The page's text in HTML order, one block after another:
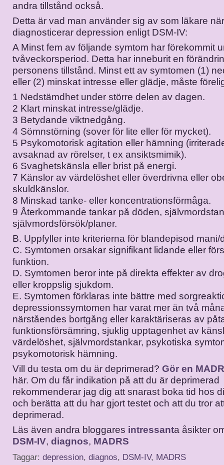
andra tillstånd också.
Detta är vad man använder sig av som läkare
diagnosticerar depression enligt DSM-IV:
A Minst fem av följande symtom har förekommit
tvåveckorsperiod. Detta har inneburit en
personens tillstånd. Minst ett av symtomen (1)
eller (2) minskat intresse eller glädje, måste
1 Nedstämdhet under större delen av dagen.
2 Klart minskat intresse/glädje.
3 Betydande viktnedgång.
4 Sömnstörning (sover för lite eller för mycket).
5 Psykomotorisk agitation eller hämning
avsaknad av rörelser, t ex ansiktsmimik).
6 Svaghetskänsla eller brist på energi.
7 Känslor av värdelöshet eller överdrivna eller
skuldkänslor.
8 Minskad tanke- eller koncentrationsförmåga.
9 Återkommande tankar på döden,
självmordsförsök/planer.
B. Uppfyller inte kriterierna för blandepisod mani/
C. Symtomen orsakar signifikant lidande eller
funktion.
D. Symtomen beror inte på direkta effekter av
eller kroppslig sjukdom.
E. Symtomen förklaras inte bättre med
depressionssymtomen har varat mer än två
närståendes bortgång eller karaktäriseras av
funktionsförsämring, sjuklig upptagenhet av
värdelöshet, självmordstankar, psykotiska
psykomotorisk hämning.
Vill du testa om du är deprimerad? Gör en
här. Om du får indikation på att du är deprimerad
rekommenderar jag dig att snarast boka tid hos
och berätta att du har gjort testet och att du tror
deprimerad.
Läs även andra bloggares intressanta åsikter
DSM-IV, diagnos, MADRS
Taggar: depression, diagnos, DSM-IV, MADRS